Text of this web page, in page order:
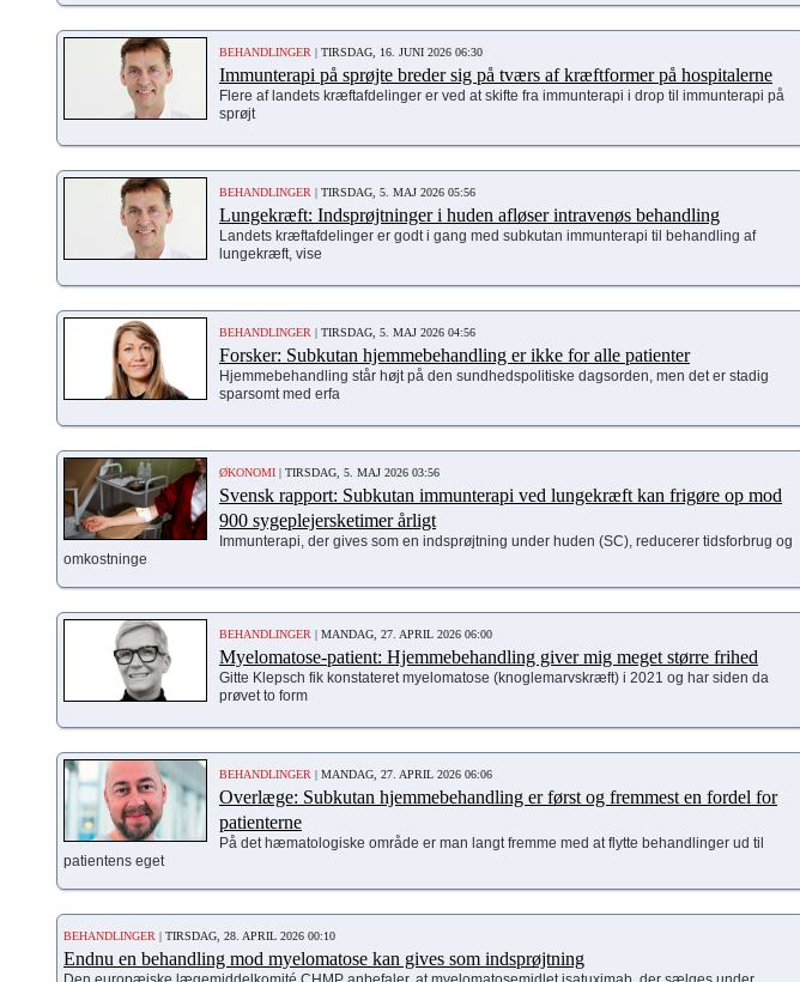
BEHANDLINGER | TIRSDAG, 16. JUNI 2026 06:30
Immunterapi på sprøjte breder sig på tværs af kræftformer på hospitalerne
Flere af landets kræftafdelinger er ved at skifte fra immunterapi i drop til immunterapi på
sprøjt
BEHANDLINGER | TIRSDAG, 5. MAJ 2026 05:56
Lungekræft: Indsprøjtninger i huden afløser intravenøs behandling
Landets kræftafdelinger er godt i gang med subkutan immunterapi til behandling af
lungekræft, vise
BEHANDLINGER | TIRSDAG, 5. MAJ 2026 04:56
Forsker: Subkutan hjemmebehandling er ikke for alle patienter
Hjemmebehandling står højt på den sundhedspolitiske dagsorden, men det er stadig
sparsomt med erfa
ØKONOMI | TIRSDAG, 5. MAJ 2026 03:56
Svensk rapport: Subkutan immunterapi ved lungekræft kan frigøre op mod
900 sygeplejersketimer årligt
Immunterapi, der gives som en indsprøjtning under huden (SC), reducerer tidsforbrug og
omkostninge
BEHANDLINGER | MANDAG, 27. APRIL 2026 06:00
Myelomatose-patient: Hjemmebehandling giver mig meget større frihed
Gitte Klepsch fik konstateret myelomatose (knoglemarvskræft) i 2021 og har siden da
prøvet to form
BEHANDLINGER | MANDAG, 27. APRIL 2026 06:06
Overlæge: Subkutan hjemmebehandling er først og fremmest en fordel for
patienterne
På det hæmatologiske område er man langt fremme med at flytte behandlinger ud til
patientens eget
BEHANDLINGER | TIRSDAG, 28. APRIL 2026 00:10
Endnu en behandling mod myelomatose kan gives som indsprøjtning